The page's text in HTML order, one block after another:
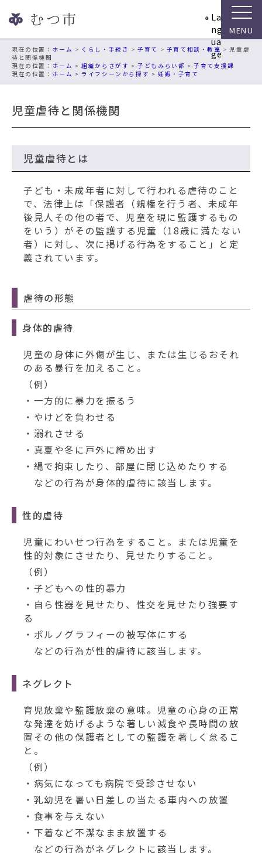
ビ
ン
La
ng
ua
ge
現在の位置： ホーム > くらし・手続き >子育て > 子育て相談・教室 > 児童虐
待と関係機関
ホーム >組織からさがす >子どもみらい部 >子育て支援課
ホーム > ライフシーンから探す >妊娠・子育て
児童虐待と関係機関
児童虐待とは
子ども・未成年者に対して行われる虐待のこと
で、法律上は「保護者（親権を行う者、未成年
後見人その他の者で、児童を現に監護するもの
をいう）がその監護する児童（18歳に満たない
者）に対し、次に掲げる行為をすること」と定
義されています。
虐待の形態
身体的虐待
児童の身体に外傷が生じ、または生じるおそれ
のある暴行を加えること。
（例）
・一方的に暴力を振るう
・やけどを負わせる
・溺れさせる
・真夏や冬に戸外に締め出す
・縄で拘束したり、部屋に閉じ込めたりする
などの行為が身体的虐待に該当します。
性的虐待
児童にわいせつ行為をすること。または児童を
性的対象にさせたり、見せたりすること。
（例）
・子どもへの性的暴力
・自ら性器を見せたり、性交を見せたり強要す
る
・ポルノグラフィーの被写体にする
などの行為が性的虐待に該当します。
ネグレクト
育児放棄や監護放棄の意味。児童の心身の正常
な発達を妨げるような著しい減食や長時間の放
置その他の保護者としての監護を著しく怠るこ
と。
（例）
・病気になっても病院で受診させない
・乳幼児を暑い日差しの当たる車内への放置
・食事を与えない
・下着など不潔なまま放置する
などの行為がネグレクトに該当します。